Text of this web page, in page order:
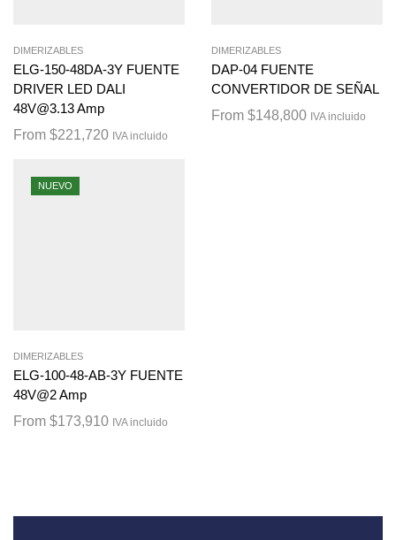
DIMERIZABLES
ELG-150-48DA-3Y FUENTE
DRIVER LED DALI
48V@3.13 Amp
From $221,720 IVA incluido
DIMERIZABLES
DAP-04 FUENTE
CONVERTIDOR DE SEÑAL
From $148,800 IVA incluido
NUEVO
DIMERIZABLES
ELG-100-48-AB-3Y FUENTE
48V@2 Amp
From $173,910 IVA incluido